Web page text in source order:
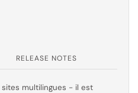
RELEASE NOTES
sites multilingues - il est